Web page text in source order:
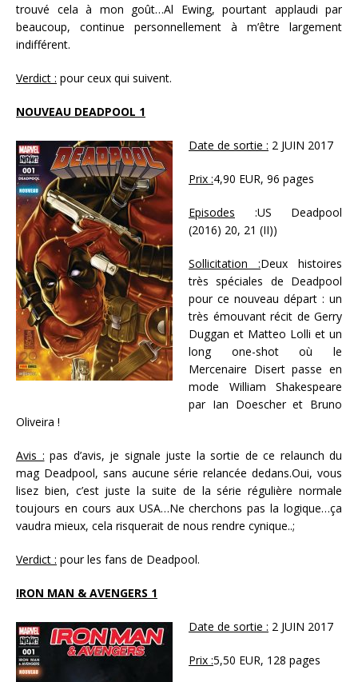
trouvé cela à mon goût…Al Ewing, pourtant applaudi par
beaucoup, continue personnellement à m’être largement
indifférent.
Verdict : pour ceux qui suivent.
NOUVEAU DEADPOOL 1
Date de sortie : 2 JUIN 2017
Prix :4,90 EUR, 96 pages
Episodes :US Deadpool
(2016) 20, 21 (II))
Sollicitation :Deux histoires
très spéciales de Deadpool
pour ce nouveau départ : un
très émouvant récit de Gerry
Duggan et Matteo Lolli et un
long one-shot où le
Mercenaire Disert passe en
mode William Shakespeare
par Ian Doescher et Bruno
Oliveira !
Avis : pas d’avis, je signale juste la sortie de ce relaunch du
mag Deadpool, sans aucune série relancée dedans.Oui, vous
lisez bien, c’est juste la suite de la série régulière normale
toujours en cours aux USA…Ne cherchons pas la logique…ça
vaudra mieux, cela risquerait de nous rendre cynique..;
Verdict : pour les fans de Deadpool.
IRON MAN & AVENGERS 1
Date de sortie : 2 JUIN 2017
Prix :5,50 EUR, 128 pages